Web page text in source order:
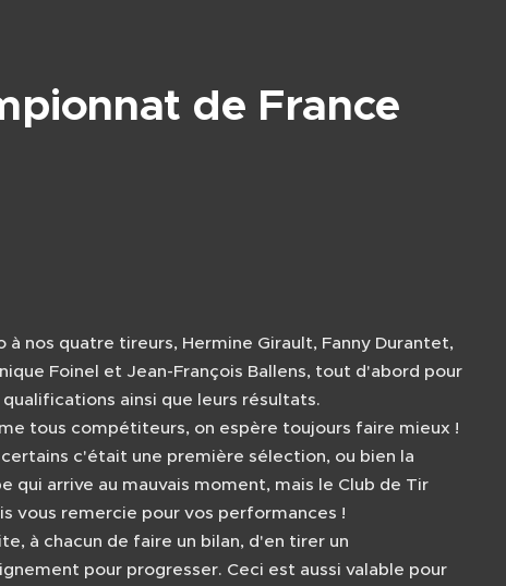
de France
à nos quatre tireurs, Hermine Girault, Fanny Durantet,
Foinel et Jean-François Ballens, tout d'abord pour
qualifications ainsi que leurs résultats.
tous compétiteurs, on espère toujours faire mieux !
certains c'était une première sélection, ou bien la
qui arrive au mauvais moment, mais le Club de Tir
vous remercie pour vos performances !
à chacun de faire un bilan, d'en tirer un
pour progresser. Ceci est aussi valable pour